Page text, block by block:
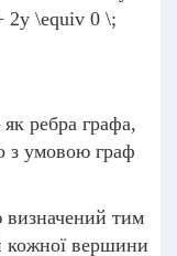
2y \equiv 0 \;
ребра графа,
з умовою граф
тим
кожної вершини